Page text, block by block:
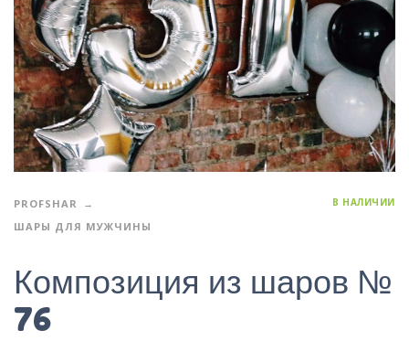
PROFSHAR
ШАРЫ ДЛЯ МУЖЧИНЫ
В НАЛИЧИИ
Композиция из шаров №
76